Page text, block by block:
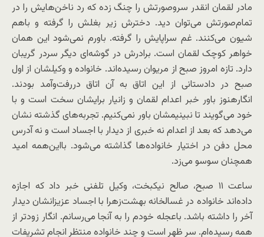
مادر لقمان انقدر سروصورتش را چنگ زده که رد ناخن‌هایش را در
تمام‌صورتش می‌توان دید. دخترش زیر بغلش را گرفته و باهم
شیون می‌کنند. غم سراپایش را گرفته. باورم نمی‌شود این همان
خواهر کوچک لقمان است. برادرش در گوشه‌ای دیگر سردر گریبان
دارد. تازه امروز صبح از مریوان رسیده‌اند. خانواده و وکیلشان از اول
صبح در دادستانی از این اتاق به آن اتاق دررفت‌وآمد بودند.
انگارهنوز باور خبر اعدام لقمان و زانیار برایشان سخت است و با
خود می‌گویند تا نبینیمشان باور نمی‌کنیم. تجربه‌های گذشته نشان
می‌دهد که بعد از اعدام نه خبری از دیدار با اجساد است و نه آدرس
محل دفن در اختیار خانواده‌ها گذاشته می‌شود. بااین‌همه امید
همچنان سوسو می‌زد.
ساعت ۱۱ صبح، صالح نیکبخت، وکیل تلفنی خبر داد که اجازه
داده‌اند خانواده در غسالخانه بهشت‌زهرا با اجساد عزیزانشان دیدار
آخر را داشته باشد. باعجله خودم را به آنجا می‌رسانم. انگار زودتر از
همه رسیده‌ام. سر ظهر است و چند خانواده منتظر انجام تشریفات